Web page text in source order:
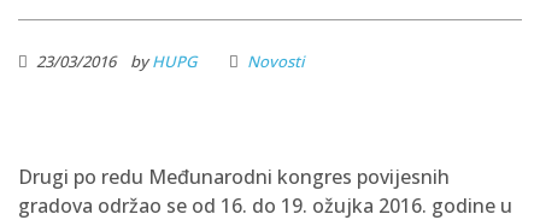
23/03/2016 byHUPG Novosti
Drugi po redu Međunarodni kongres povijesnih
gradova održao se od 16. do 19. ožujka 2016. godine u